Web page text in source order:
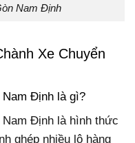
Nam Định
Xe Chuyển
Nam Định là gì?
Nam Định là hình thức
ghép nhiều lô hàng